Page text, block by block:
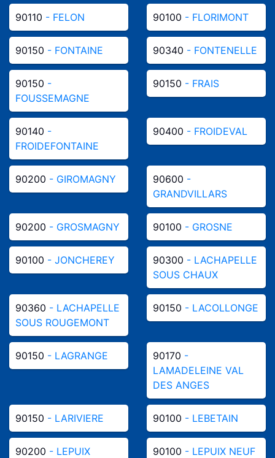
90110 - FELON 90100 - FLORIMONT
90150 - FONTAINE 90340 - FONTENELLE
90150 -
FOUSSEMAGNE
90150 - FRAIS
90140 -
FROIDEFONTAINE
90400 - FROIDEVAL
90200 - GIROMAGNY 90600 -
GRANDVILLARS
90200 - GROSMAGNY 90100 - GROSNE
90100 - JONCHEREY 90300 - LACHAPELLE
SOUS CHAUX
90360 - LACHAPELLE
SOUS ROUGEMONT
90150 - LACOLLONGE
90150 - LAGRANGE 90170 -
LAMADELEINE VAL
DES ANGES
90150 - LARIVIERE 90100 - LEBETAIN
90200 - LEPUIX 90100 - LEPUIX NEUF